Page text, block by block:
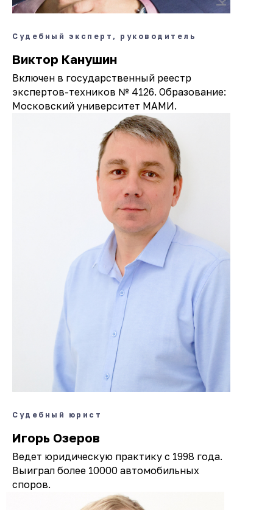
Судебный эксперт, руководитель
Виктор Канушин
Включен в государственный реестр
экспертов-техников № 4126. Образование:
Московский университет МАМИ.
Судебный юрист
Игорь Озеров
Ведет юридическую практику с 1998 года.
Выиграл более 10000 автомобильных
споров.